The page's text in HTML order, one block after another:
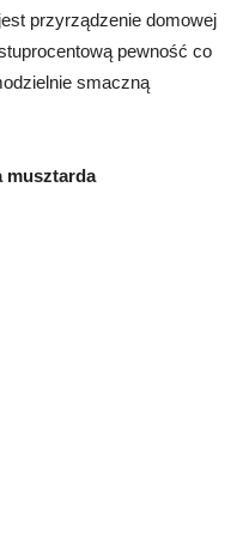
przyrządzenie domowej
pewność co
smaczną
musztarda